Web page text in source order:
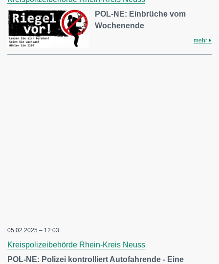
POL-NE: Einbrüche vom
Wochenende
mehr
05.02.2025 – 12:03
Kreispolizeibehörde Rhein-Kreis Neuss
POL-NE: Polizei kontrolliert Autofahrende - Eine